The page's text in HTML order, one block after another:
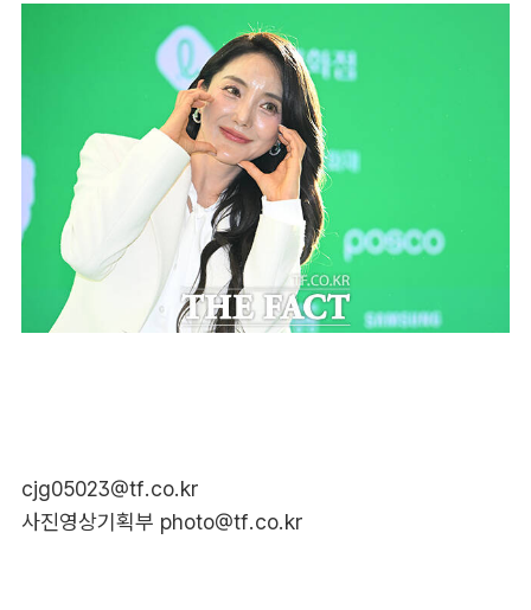
cjg05023@tf.co.kr
사진영상기획부 photo@tf.co.kr